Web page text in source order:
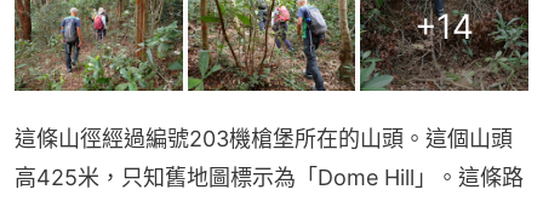
+14
這條山徑經過編號203機槍堡所在的山頭。這個山頭
高425米，只知舊地圖標示為「Dome Hill」。這條路